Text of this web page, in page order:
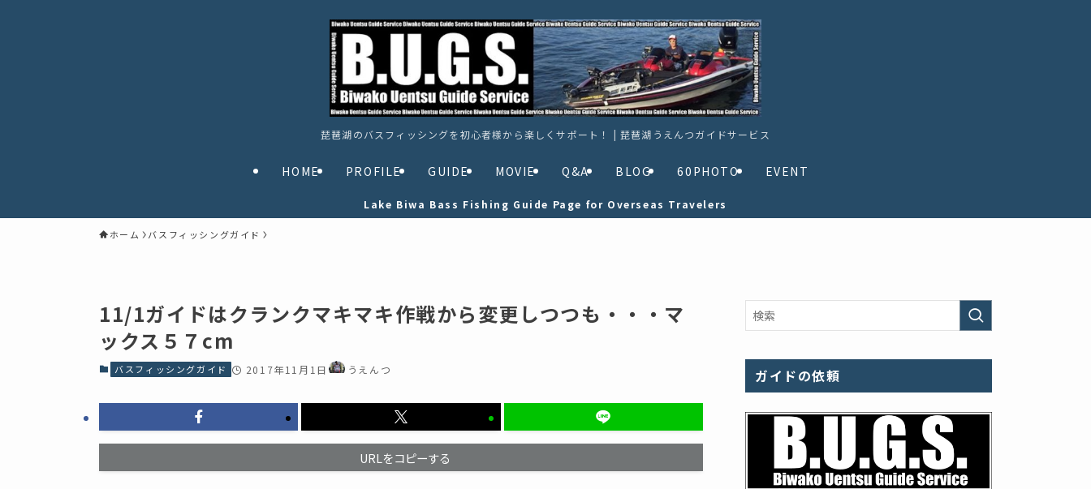
琵琶湖のバスフィッシングを初心者様から楽しくサポート！ | 琵琶湖うえんつガイドサービス
HOME PROFILE GUIDE MOVIE Q&A BLOG 60PHOTO EVENT
Lake Biwa Bass Fishing Guide Page for Overseas Travelers
ホーム バスフィッシングガイド
11/1ガイドはクランクマキマキ作戦から変更しつつも・・・マ
ックス５７cm
バスフィッシングガイド 2017年11月1日 うえんつ
URLをコピーする
ガイドの依頼